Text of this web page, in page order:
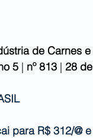
de Carnes
5 | nº 813 | 28
para R$ 312/@